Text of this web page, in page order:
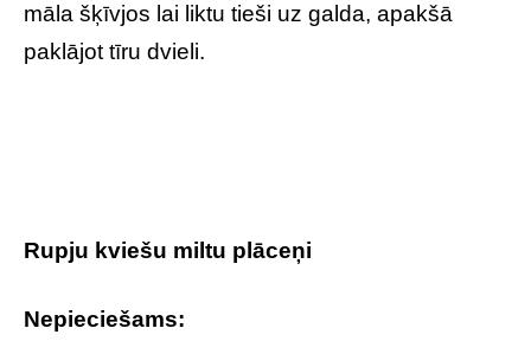
māla šķīvjos lai liktu tieši uz galda, apakšā
paklājot tīru dvieli.
Rupju kviešu miltu plāceņi
Nepieciešams: